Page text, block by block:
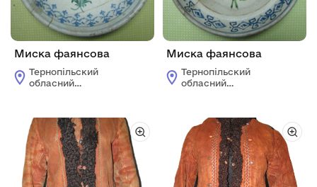
Миска фаянсова
Тернопільский
обласний
Миска фаянсова
Тернопільский
обласний